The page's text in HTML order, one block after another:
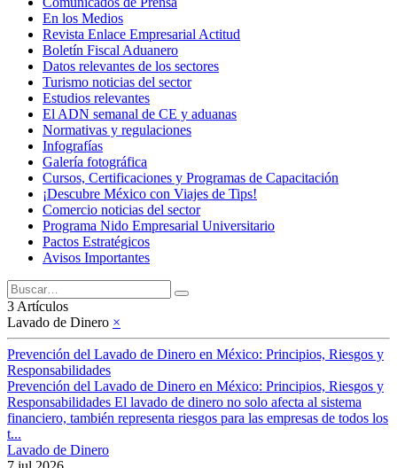
En los Medios
Revista Enlace Empresarial Actitud
Boletín Fiscal Aduanero
Datos relevantes de los sectores
Turismo noticias del sector
Estudios relevantes
El ADN semanal de CE y aduanas
Normativas y regulaciones
Infografías
Galería fotográfica
Cursos, Certificaciones y Programas de Capacitación
¡Descubre México con Viajes de Tips!
Comercio noticias del sector
Programa Nido Empresarial Universitario
Pactos Estratégicos
Avisos Importantes
3 Artículos
Lavado de Dinero ×
Prevención del Lavado de Dinero en México: Principios, Riesgos y
Responsabilidades
Prevención del Lavado de Dinero en México: Principios, Riesgos y
Responsabilidades El lavado de dinero no solo afecta al sistema
financiero, también representa riesgos para las empresas de todos los
t...
Lavado de Dinero